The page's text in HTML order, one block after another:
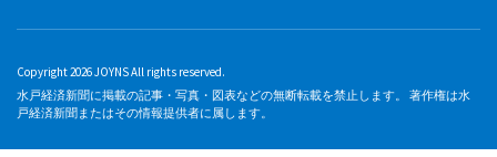
Copyright 2026 JOYNS All rights reserved.
水戸経済新聞に掲載の記事・写真・図表などの無断転載を禁止します。 著作権は水
戸経済新聞またはその情報提供者に属します。